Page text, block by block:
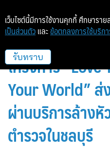
COCKPIT x
โครงการ “Love
Your World”
ผ่านบริการล้าง
ตำรวจในชลบุรี
เว็บไซต์นี้มีการใช้งานคุกกี้ ศึกษาราย
เป็นส่วนตัว และ ข้อตกลงการใช้บริก
รับทราบ